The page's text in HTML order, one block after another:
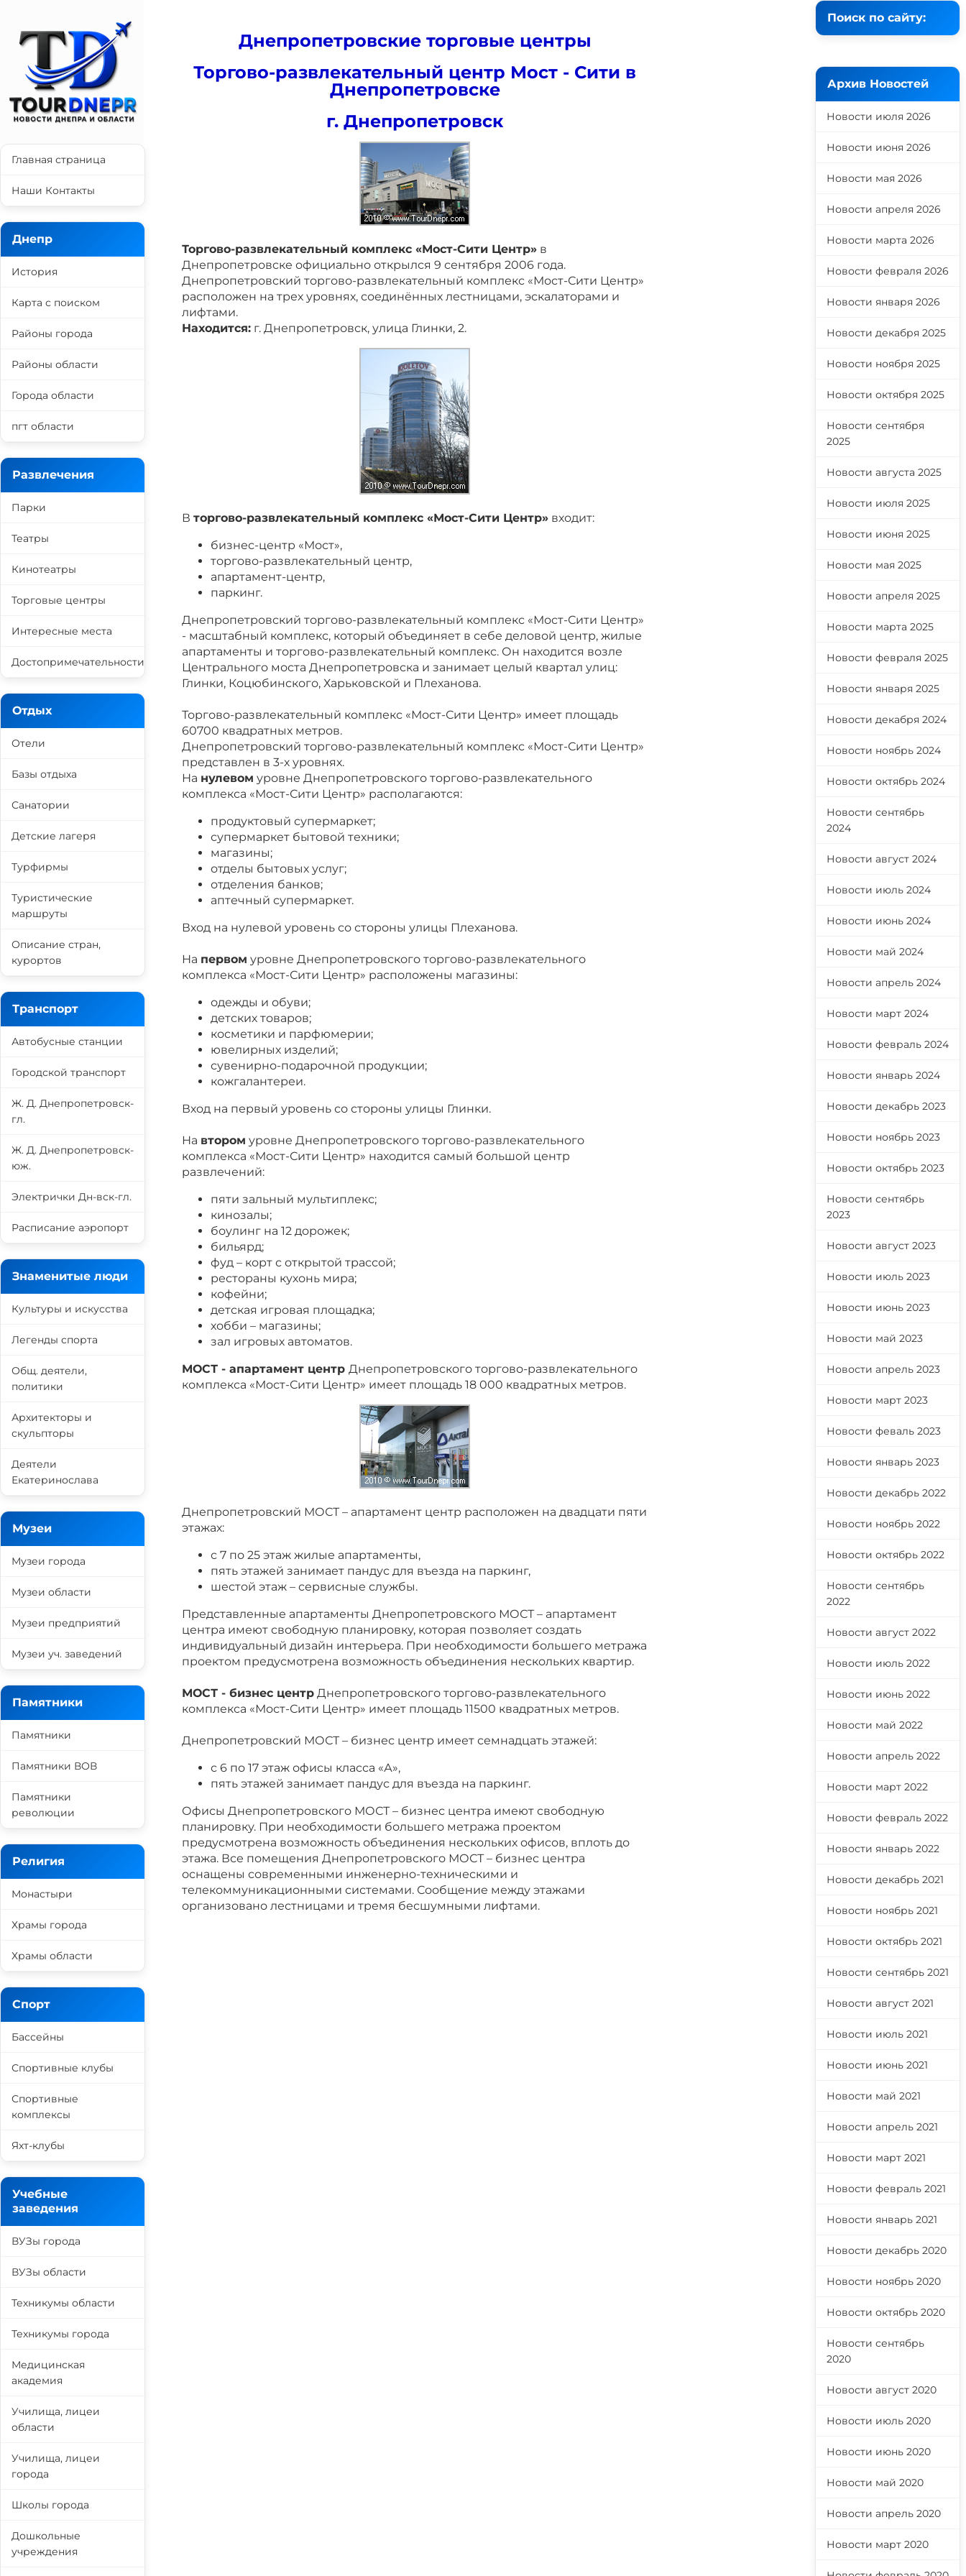
Днепропетровские торговые центры
Торгово-развлекательный центр Мост - Сити в
Днепропетровске
г. Днепропетровск
Торгово-развлекательный комплекс «Мост-Сити Центр» в
Днепропетровске официально открылся 9 сентября 2006 года.
Днепропетровский торгово-развлекательный комплекс «Мост-Сити Центр»
расположен на трех уровнях, соединённых лестницами, эскалаторами и
лифтами.
Находится: г. Днепропетровск, улица Глинки, 2.
В торгово-развлекательный комплекс «Мост-Сити Центр» входит:
бизнес-центр «Мост»,
торгово-развлекательный центр,
апартамент-центр,
паркинг.
Днепропетровский торгово-развлекательный комплекс «Мост-Сити Центр»
- масштабный комплекс, который объединяет в себе деловой центр, жилые
апартаменты и торгово-развлекательный комплекс. Он находится возле
Центрального моста Днепропетровска и занимает целый квартал улиц:
Глинки, Коцюбинского, Харьковской и Плеханова.
Торгово-развлекательный комплекс «Мост-Сити Центр» имеет площадь
60700 квадратных метров.
Днепропетровский торгово-развлекательный комплекс «Мост-Сити Центр»
представлен в 3-х уровнях.
На нулевом уровне Днепропетровского торгово-развлекательного
комплекса «Мост-Сити Центр» располагаются:
продуктовый супермаркет;
супермаркет бытовой техники;
магазины;
отделы бытовых услуг;
отделения банков;
аптечный супермаркет.
Вход на нулевой уровень со стороны улицы Плеханова.
На первом уровне Днепропетровского торгово-развлекательного
комплекса «Мост-Сити Центр» расположены магазины:
одежды и обуви;
детских товаров;
косметики и парфюмерии;
ювелирных изделий;
сувенирно-подарочной продукции;
кожгалантереи.
Вход на первый уровень со стороны улицы Глинки.
На втором уровне Днепропетровского торгово-развлекательного
комплекса «Мост-Сити Центр» находится самый большой центр
развлечений:
пяти зальный мультиплекс;
кинозалы;
боулинг на 12 дорожек;
бильярд;
фуд – корт с открытой трассой;
рестораны кухонь мира;
кофейни;
детская игровая площадка;
хобби – магазины;
зал игровых автоматов.
МОСТ - апартамент центр Днепропетровского торгово-развлекательного
комплекса «Мост-Сити Центр» имеет площадь 18 000 квадратных метров.
Днепропетровский МОСТ – апартамент центр расположен на двадцати пяти
этажах:
с 7 по 25 этаж жилые апартаменты,
пять этажей занимает пандус для въезда на паркинг,
шестой этаж – сервисные службы.
Представленные апартаменты Днепропетровского МОСТ – апартамент
центра имеют свободную планировку, которая позволяет создать
индивидуальный дизайн интерьера. При необходимости большего метража
проектом предусмотрена возможность объединения нескольких квартир.
МОСТ - бизнес центр Днепропетровского торгово-развлекательного
комплекса «Мост-Сити Центр» имеет площадь 11500 квадратных метров.
Днепропетровский МОСТ – бизнес центр имеет семнадцать этажей:
с 6 по 17 этаж офисы класса «А»,
пять этажей занимает пандус для въезда на паркинг.
Офисы Днепропетровского МОСТ – бизнес центра имеют свободную
планировку. При необходимости большего метража проектом
предусмотрена возможность объединения нескольких офисов, вплоть до
этажа. Все помещения Днепропетровского МОСТ – бизнес центра
оснащены современными инженерно-техническими и
телекоммуникационными системами. Сообщение между этажами
организовано лестницами и тремя бесшумными лифтами.
Главная страница
Наши Контакты
Днепр
История
Карта с поиском
Районы города
Районы области
Города области
пгт области
Развлечения
Парки
Театры
Кинотеатры
Торговые центры
Интересные места
Достопримечательности
Отдых
Отели
Базы отдыха
Санатории
Детские лагеря
Турфирмы
Туристические
маршруты
Описание стран,
курортов
Транспорт
Автобусные станции
Городской транспорт
Ж. Д. Днепропетровск-
гл.
Ж. Д. Днепропетровск-
юж.
Электрички Дн-вск-гл.
Расписание аэропорт
Знаменитые люди
Культуры и искусства
Легенды спорта
Общ. деятели,
политики
Архитекторы и
скульпторы
Деятели
Екатеринослава
Музеи
Музеи города
Музеи области
Музеи предприятий
Музеи уч. заведений
Памятники
Памятники
Памятники ВОВ
Памятники
революции
Религия
Монастыри
Храмы города
Храмы области
Спорт
Бассейны
Спортивные клубы
Спортивные
комплексы
Яхт-клубы
Учебные
заведения
ВУЗы города
ВУЗы области
Техникумы области
Техникумы города
Медицинская
академия
Училища, лицеи
области
Училища, лицеи
города
Школы города
Дошкольные
учреждения
Поиск по сайту:
Архив Новостей
Новости июля 2026
Новости июня 2026
Новости мая 2026
Новости апреля 2026
Новости марта 2026
Новости февраля 2026
Новости января 2026
Новости декабря 2025
Новости ноября 2025
Новости октября 2025
Новости сентября
2025
Новости августа 2025
Новости июля 2025
Новости июня 2025
Новости мая 2025
Новости апреля 2025
Новости марта 2025
Новости февраля 2025
Новости января 2025
Новости декабря 2024
Новости ноябрь 2024
Новости октябрь 2024
Новости сентябрь
2024
Новости август 2024
Новости июль 2024
Новости июнь 2024
Новости май 2024
Новости апрель 2024
Новости март 2024
Новости февраль 2024
Новости январь 2024
Новости декабрь 2023
Новости ноябрь 2023
Новости октябрь 2023
Новости сентябрь
2023
Новости август 2023
Новости июль 2023
Новости июнь 2023
Новости май 2023
Новости апрель 2023
Новости март 2023
Новости феваль 2023
Новости январь 2023
Новости декабрь 2022
Новости ноябрь 2022
Новости октябрь 2022
Новости сентябрь
2022
Новости август 2022
Новости июль 2022
Новости июнь 2022
Новости май 2022
Новости апрель 2022
Новости март 2022
Новости февраль 2022
Новости январь 2022
Новости декабрь 2021
Новости ноябрь 2021
Новости октябрь 2021
Новости сентябрь 2021
Новости август 2021
Новости июль 2021
Новости июнь 2021
Новости май 2021
Новости апрель 2021
Новости март 2021
Новости февраль 2021
Новости январь 2021
Новости декабрь 2020
Новости ноябрь 2020
Новости октябрь 2020
Новости сентябрь
2020
Новости август 2020
Новости июль 2020
Новости июнь 2020
Новости май 2020
Новости апрель 2020
Новости март 2020